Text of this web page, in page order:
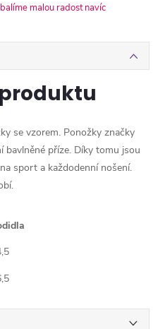
malou radost navíc
se vzorem. Ponožky značky
bavlněné příze. Díky tomu jsou
sport a každodenní nošení.